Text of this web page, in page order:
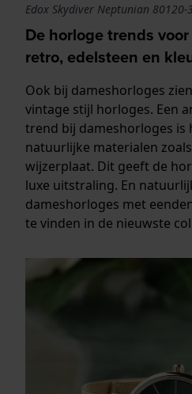
Edox Skydiver Neptunian 80120-
De horloge trends
retro, edelsteen en
Ook bij dameshorloges
vintage stijl horloges. Een
trend bij dameshorloges is
natuurlijke materialen
wijzerplaat. Dit geeft de
luxe uitstraling. En
dameshorloges met
te vinden in de nieuwste